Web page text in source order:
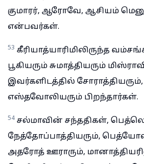
குமாரர், ஆரோவே, ஆசியம்
என்பவர்கள்.
53 கீரியாத்யாரிமிலிருந்த
பூகியரும் சுமாத்தியரும்
இவர்களிடத்தில் சோராத்தியரும்,
எஸ்தவோலியரும் பிறந்தார்கள்.
54 சல்மாவின் சந்ததிகள்,
நேத்தோப்பாத்தியரும்,
அதரோத் ஊராரும்,